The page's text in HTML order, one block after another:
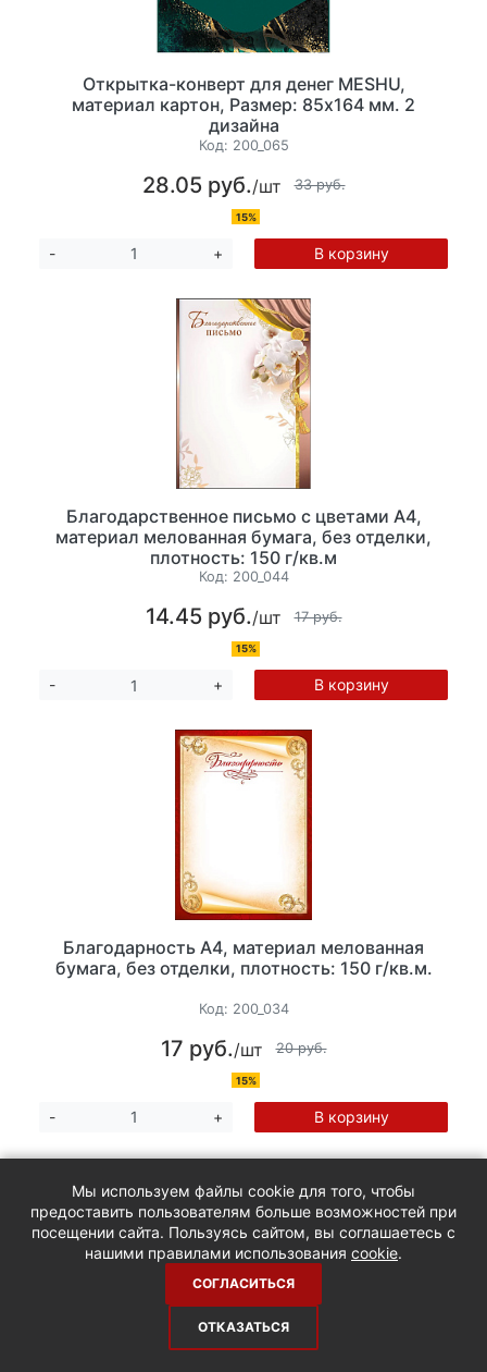
Открытка-конверт для денег MESHU,
материал картон, Размер: 85х164 мм. 2
дизайна
Код: 200_065
28.05 руб./шт 33 руб.
15%
- + В корзину
Благодарственное письмо с цветами А4,
материал мелованная бумага, без отделки,
плотность: 150 г/кв.м
Код: 200_044
14.45 руб./шт 17 руб.
15%
- + В корзину
Благодарность А4, материал мелованная
бумага, без отделки, плотность: 150 г/кв.м.
Код: 200_034
17 руб./шт 20 руб.
15%
- + В корзину
Мы используем файлы cookie для того, чтобы
предоставить пользователям больше возможностей при
посещении сайта. Пользуясь сайтом, вы соглашаетесь с
нашими правилами использования cookie.
СОГЛАСИТЬСЯ
ОТКАЗАТЬСЯ